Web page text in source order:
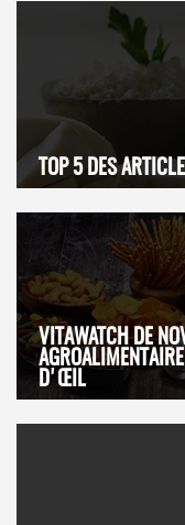
TOP 5 DES
VITAWATCH DE
D'ŒIL